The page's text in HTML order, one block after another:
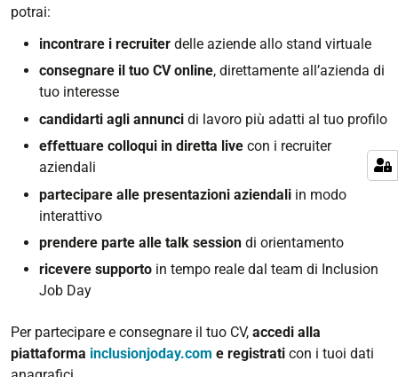
potrai:
incontrare i recruiter delle aziende allo stand virtuale
consegnare il tuo CV online, direttamente all’azienda di
tuo interesse
candidarti agli annunci di lavoro più adatti al tuo profilo
effettuare colloqui in diretta live con i recruiter
aziendali
partecipare alle presentazioni aziendali in modo
interattivo
prendere parte alle talk session di orientamento
ricevere supporto in tempo reale dal team di Inclusion
Job Day
Per partecipare e consegnare il tuo CV, accedi alla
piattaforma inclusionjoday.com e registrati con i tuoi dati